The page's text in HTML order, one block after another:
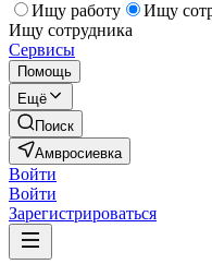
Ищу работу
Ищу
Ищу сотрудника
Сервисы
Помощь
Ещё
Поиск
Амвросиевка
Войти
Войти
Зарегистрироваться